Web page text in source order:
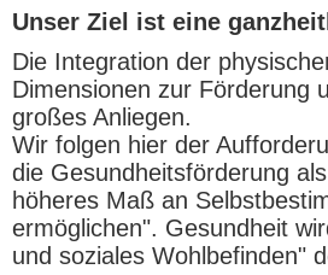
Unser Ziel ist eine
Die Integration der
Dimensionen zur Förderung
großes Anliegen.
Wir folgen hier der
die Gesundheitsförderung
höheres Maß an
ermöglichen". Gesundheit
und soziales Wohlbefinden"